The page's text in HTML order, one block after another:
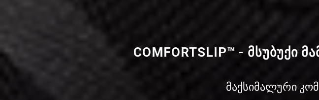
COMFORTSLIP™ - მსუბუქი
მაქსიმალური